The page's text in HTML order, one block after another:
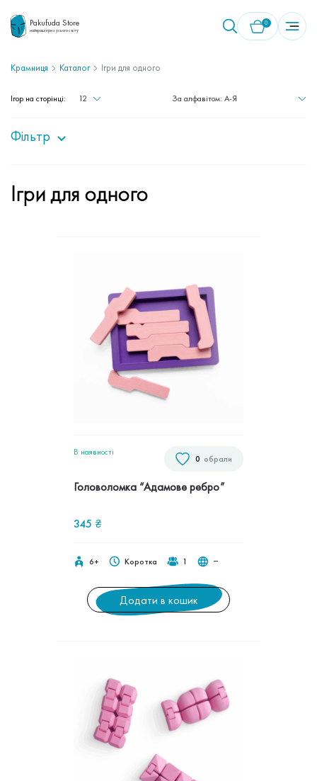
Pakufuda Store
найкращі ігри з усього світу
0
Крамниця Каталог Ігри для одного
Ігор на сторінці: 12 За алфавітом: A-Я
Фільтр
Ігри для одного
обрали
0
В наявностi
Головоломка “Адамове ребро”
345 ₴
6+ Коротка 1 ‒
Додати в кошик